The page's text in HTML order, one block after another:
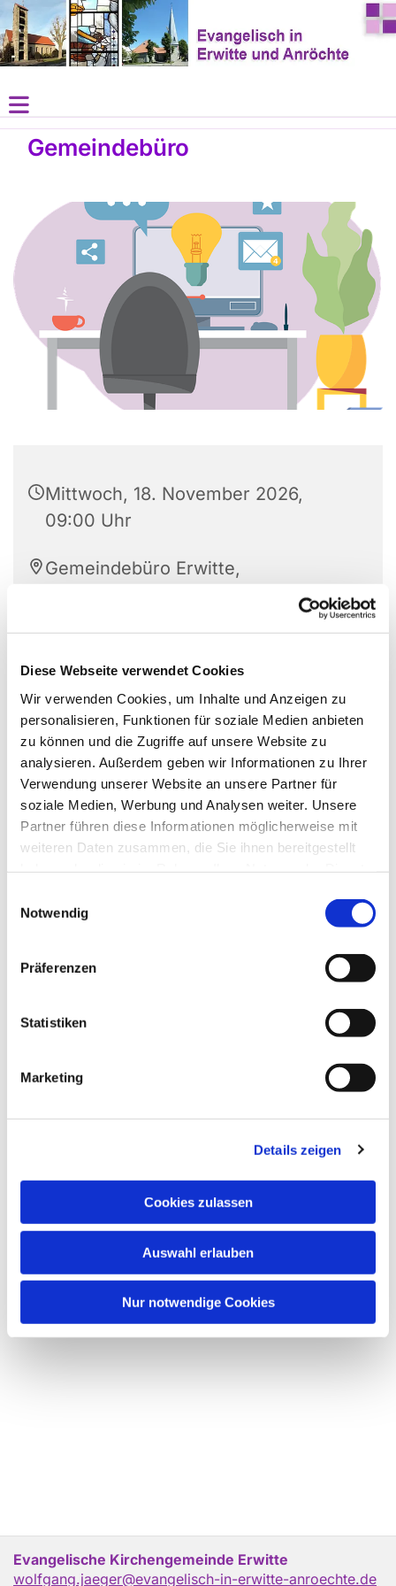
Diese Webseite verwendet Cookies
Wir verwenden Cookies, um Inhalte und Anzeigen zu
personalisieren, Funktionen für soziale Medien anbieten
zu können und die Zugriffe auf unsere Website zu
analysieren. Außerdem geben wir Informationen zu Ihrer
Verwendung unserer Website an unsere Partner für
soziale Medien, Werbung und Analysen weiter. Unsere
Partner führen diese Informationen möglicherweise mit
weiteren Daten zusammen, die Sie ihnen bereitgestellt
Notwendig
Präferenzen
Statistiken
Marketing
Details zeigen
Cookies zulassen
Auswahl erlauben
Nur notwendige Cookies
Gemeindebüro
Mittwoch, 18. November 2026,
09:00 Uhr
Gemeindebüro Erwitte,
Westkampstr. 7, 59597 Erwitte
Evangelische Kirchengemeinde Erwitte
wolfgang.jaeger@evangelisch-in-erwitte-anroechte.de